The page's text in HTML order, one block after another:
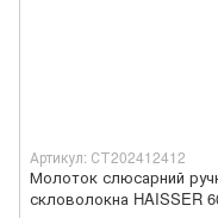
Артикул: СТ202412412
Молоток слюсарний
скловолокна HAISSER